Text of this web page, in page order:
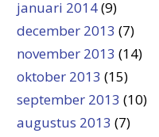
januari 2014(9)
december 2013 (7)
november 2013 (14)
oktober 2013 (15)
september 2013 (10)
augustus 2013 (7)